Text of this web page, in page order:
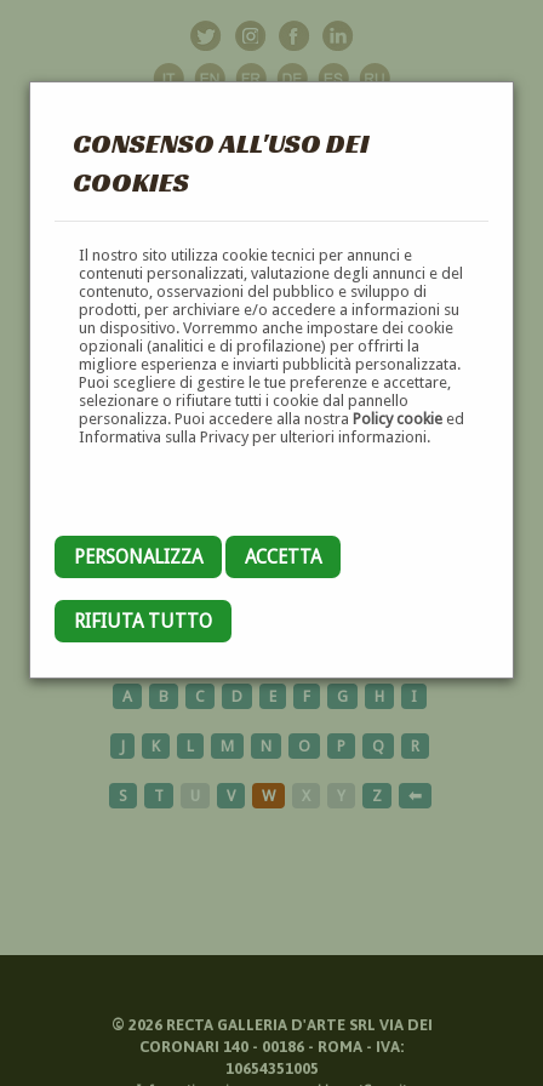
CONSENSO ALL'USO DEI
COOKIES
Il nostro sito utilizza cookie tecnici per annunci e
contenuti personalizzati, valutazione degli annunci e del
contenuto, osservazioni del pubblico e sviluppo di
prodotti, per archiviare e/o accedere a informazioni su
un dispositivo. Vorremmo anche impostare dei cookie
opzionali (analitici e di profilazione) per offrirti la
migliore esperienza e inviarti pubblicità personalizzata.
Puoi scegliere di gestire le tue preferenze e accettare,
selezionare o rifiutare tutti i cookie dal pannello
personalizza. Puoi accedere alla nostra Policy cookieed
Informativa sulla Privacy per ulteriori informazioni.
PERSONALIZZA ACCETTA
RIFIUTA TUTTO
GALLERIAD'ARTE
DIPINTI E SCULTURE '800 E '900
BARI
A B C D E F G H I
J K L M N O P Q R
S T U V W X Y Z ⬅
© 2026RECTA GALLERIA D'ARTE SRL VIA DEI
CORONARI 140 - 00186 - ROMA - IVA:
10654351005